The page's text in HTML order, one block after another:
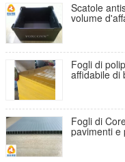
Scatole
volume
Fogli di
affidabile di
Fogli di
pavimenti e